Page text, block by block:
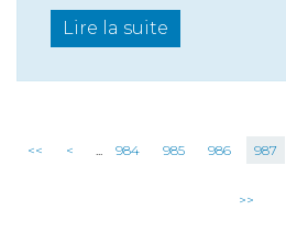
Lire la suite
<< < ... 984 985 986 987
>>